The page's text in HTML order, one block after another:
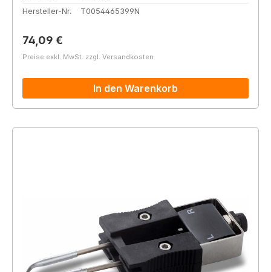
Hersteller-Nr.
T0054465399N
Regulärer Preis:
74,09 €
Preise exkl. MwSt. zzgl. Versandkosten
In den Warenkorb